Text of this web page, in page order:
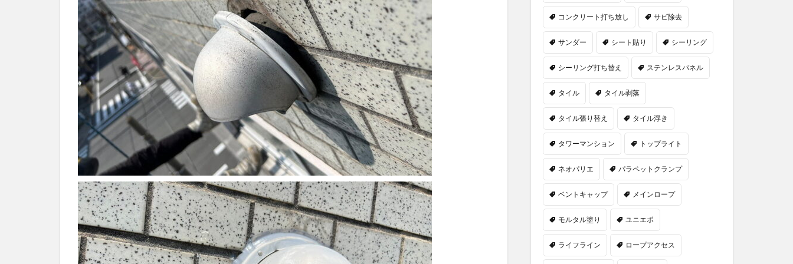
コンクリート打ち放し サビ除去
サンダー シート貼り シーリング
シーリング打ち替え ステンレスパネル
タイル タイル剥落
タイル張り替え タイル浮き
タワーマンション トップライト
ネオパリエ パラペットクランプ
ベントキャップ メインロープ
モルタル塗り ユニエポ
ライフライン ロープアクセス